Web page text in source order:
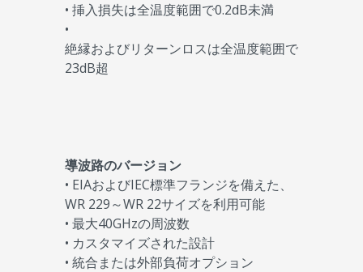
• 挿入損失は全温度範囲で0.2dB未満
•
絶縁およびリターンロスは全温度範囲で
23dB超
導波路のバージョン
• EIAおよびIEC標準フランジを備えた、
WR 229～WR 22サイズを利用可能
• 最大40GHzの周波数
• カスタマイズされた設計
• 統合または外部負荷オプション